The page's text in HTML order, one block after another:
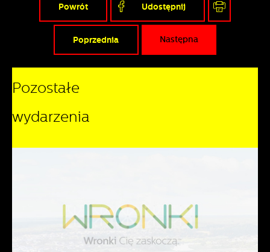
Powrót Udostępnij
Poprzednia Następna
Pozostałe
wydarzenia